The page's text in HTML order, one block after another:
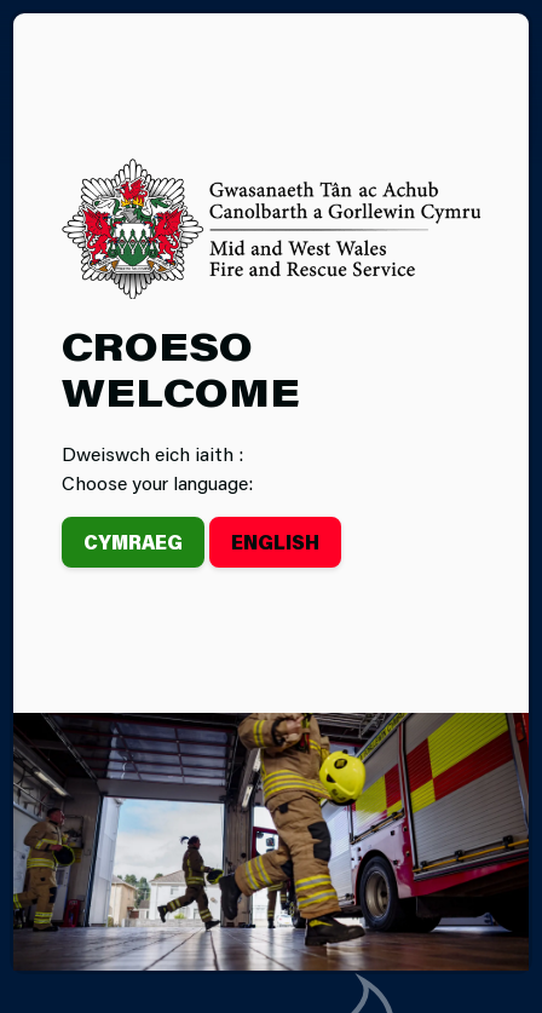
CROESO
WELCOME
Dweiswch eich iaith :
Choose your language:
CYMRAEG ENGLISH
04.06.2026
YMARFERIAD
HYFFORDDI YN
FFERM FOLLY
Ddydd Mercher, 3 Mehefin, cynhaliodd criwiau
Categorïau
NEWYDDION Y GWASANAETH
GORSAFOEDD TÂN